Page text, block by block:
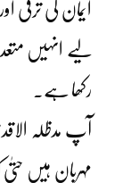
ایمان کی ترقی
لیے انہیں
رکھا ہے۔
آپ مدظلہ
مہربان ہیں